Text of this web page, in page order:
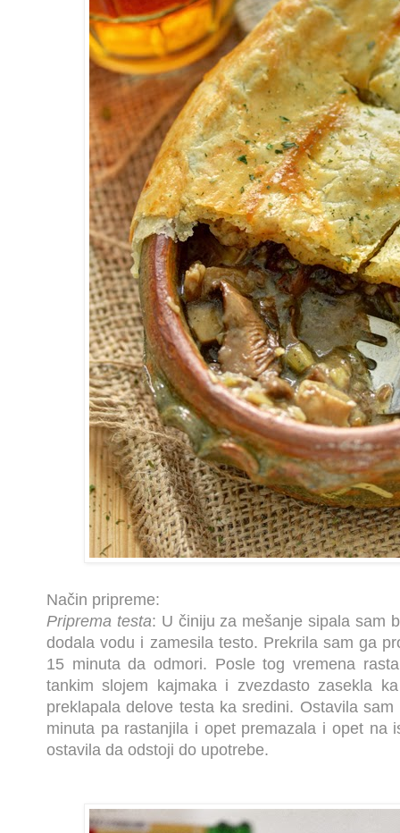
Način pripreme:
Priprema testa: U činiju za mešanje sipala sam
dodala vodu i zamesila testo. Prekrila sam ga
15 minuta da odmori. Posle tog vremena
tankim slojem kajmaka i zvezdasto zasekla
preklapala delove testa ka sredini. Ostavila
minuta pa rastanjila i opet premazala i opet na
ostavila da odstoji do upotrebe.